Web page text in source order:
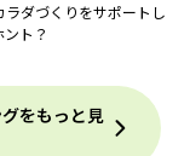
ダづくりをサポートし
ト？
をもっと見